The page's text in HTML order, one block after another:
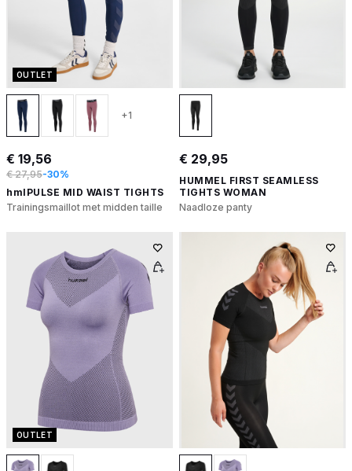
OUTLET
+1
€ 19,56
€ 27,95-30%
hmlPULSE MID WAIST TIGHTS
Trainingsmaillot met midden taille
€ 29,95
HUMMEL FIRST SEAMLESS
TIGHTS WOMAN
Naadloze panty
OUTLET